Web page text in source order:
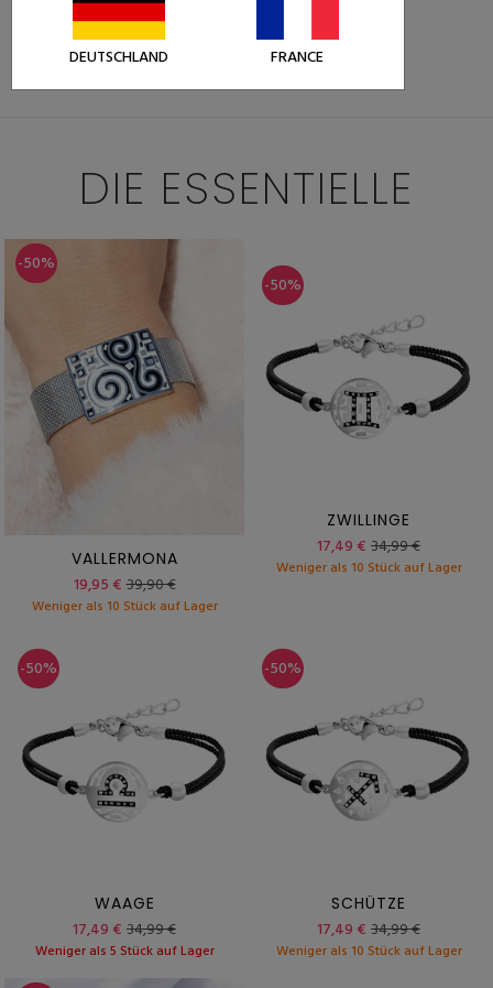
19,49 €38,99 €
Weniger als 5 Stück auf Lager
DIE ESSENTIELLE
-50%
VALLERMONA
19,95 €39,90 €
Weniger als 10 Stück auf Lager
-50%
ZWILLINGE
17,49 € 34,99 €
Weniger als 10 Stück auf Lager
-50%
WAAGE
17,49 € 34,99 €
Weniger als 5 Stück auf Lager
-50%
SCHÜTZE
17,49 € 34,99 €
Weniger als 10 Stück auf Lager
DEUTSCHLAND FRANCE